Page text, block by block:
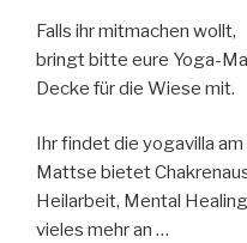
Falls ihr mitmachen wollt,
bringt bitte eure Yoga-
Decke für die Wiese mit.
Ihr findet die yogavilla
Mattse bietet
Heilarbeit, Mental
vieles mehr an …